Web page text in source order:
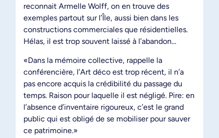
reconnait Armelle Wolff, on en trouve des
exemples partout sur l’Île, aussi bien dans les
constructions commerciales que résidentielles.
Hélas, il est trop souvent laissé à l’abandon…
«Dans la mémoire collective, rappelle la
conférencière, l’Art déco est trop récent, il n’a
pas encore acquis la crédibilité du passage du
temps. Raison pour laquelle il est négligé. Pire: en
l’absence d’inventaire rigoureux, c’est le grand
public qui est obligé de se mobiliser pour sauver
ce patrimoine.»